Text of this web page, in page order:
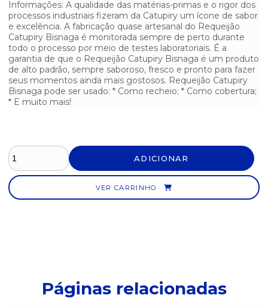
MANTEIGA AVIAÇÃO COM SAL 500G
MANTEIGA AVIAÇÃO SEM SAL 200G
MANTEIGA COM SAL PRESIDENT BLISTER COM 192 UNIDADES
MANTEIGA CREMOSA AMÉLIA COM SAL 500G
MARGARINA COM SAL DELÍCIA 500G
MARGARINA COM SAL DORIANA 500G
MARGARINA CREMOSA COM SAL QUALY - POTE COM 500G
Informações: A qualidade das matérias-primas e o rigor dos
processos industriais fizeram da Catupiry um ícone de sabor
e excelência. A fabricação quase artesanal do Requeijão
Catupiry Bisnaga é monitorada sempre de perto durante
todo o processo por meio de testes laboratoriais. É a
garantia de que o Requeijão Catupiry Bisnaga é um produto
de alto padrão, sempre saboroso, fresco e pronto para fazer
seus momentos ainda mais gostosos. Requeijão Catupiry
Bisnaga pode ser usado: * Como recheio; * Como cobertura;
* E muito mais!
ADICIONAR
VER CARRINHO
Páginas relacionadas